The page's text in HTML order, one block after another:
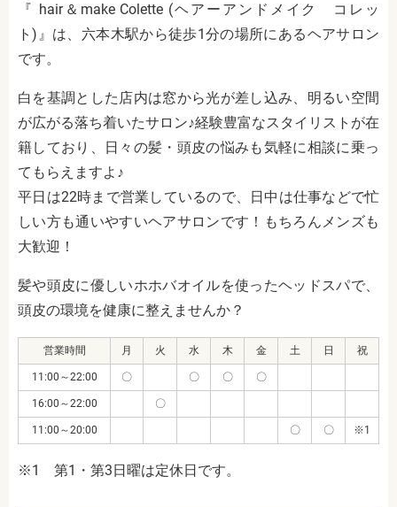
『 hair＆make Colette (ヘアーアンドメイク コレッ
ト)』は、六本木駅から徒歩1分の場所にあるヘアサロン
です。
白を基調とした店内は窓から光が差し込み、明るい空間
が広がる落ち着いたサロン♪経験豊富なスタイリストが在
籍しており、日々の髪・頭皮の悩みも気軽に相談に乗っ
てもらえますよ♪
平日は22時まで営業しているので、日中は仕事などで忙
しい方も通いやすいヘアサロンです！もちろんメンズも
大歓迎！
髪や頭皮に優しいホホバオイルを使ったヘッドスパで、
頭皮の環境を健康に整えませんか？
営業時間 月 火 水 木 金 土 日 祝
11:00～22:00 〇 〇 〇 〇
16:00～22:00 〇
11:00～20:00 〇 〇 ※1
※1 第1・第3日曜は定休日です。